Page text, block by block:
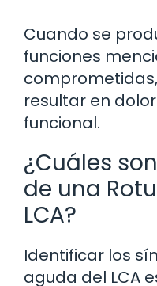
Cuando se
funciones
resultar en
funcional.
¿Cuáles
de una
LCA?
Identificar los
aguda del LCA